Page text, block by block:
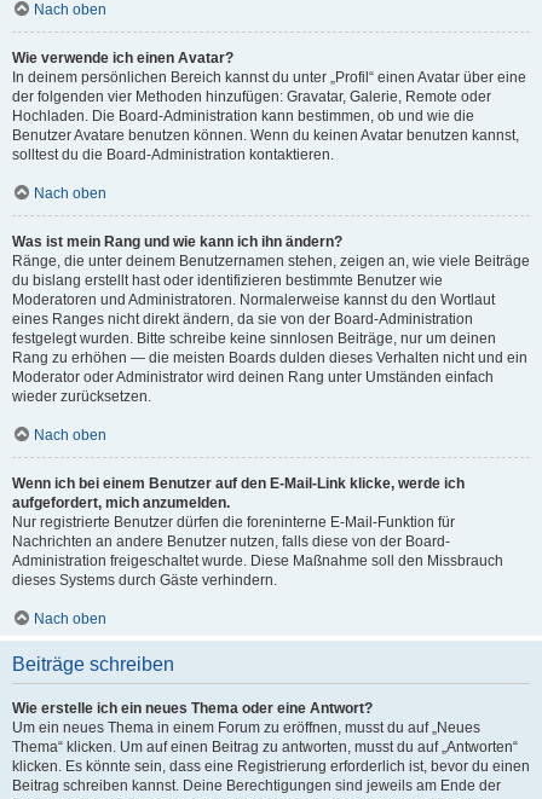
Nach oben
Wie verwende ich einen Avatar?
In deinem persönlichen Bereich kannst du unter „Profil“ einen Avatar über eine
der folgenden vier Methoden hinzufügen: Gravatar, Galerie, Remote oder
Hochladen. Die Board-Administration kann bestimmen, ob und wie die
Benutzer Avatare benutzen können. Wenn du keinen Avatar benutzen kannst,
solltest du die Board-Administration kontaktieren.
Nach oben
Was ist mein Rang und wie kann ich ihn ändern?
Ränge, die unter deinem Benutzernamen stehen, zeigen an, wie viele Beiträge
du bislang erstellt hast oder identifizieren bestimmte Benutzer wie
Moderatoren und Administratoren. Normalerweise kannst du den Wortlaut
eines Ranges nicht direkt ändern, da sie von der Board-Administration
festgelegt wurden. Bitte schreibe keine sinnlosen Beiträge, nur um deinen
Rang zu erhöhen — die meisten Boards dulden dieses Verhalten nicht und ein
Moderator oder Administrator wird deinen Rang unter Umständen einfach
wieder zurücksetzen.
Nach oben
Wenn ich bei einem Benutzer auf den E-Mail-Link klicke, werde ich
aufgefordert, mich anzumelden.
Nur registrierte Benutzer dürfen die foreninterne E-Mail-Funktion für
Nachrichten an andere Benutzer nutzen, falls diese von der Board-
Administration freigeschaltet wurde. Diese Maßnahme soll den Missbrauch
dieses Systems durch Gäste verhindern.
Nach oben
Beiträge schreiben
Wie erstelle ich ein neues Thema oder eine Antwort?
Um ein neues Thema in einem Forum zu eröffnen, musst du auf „Neues
Thema“ klicken. Um auf einen Beitrag zu antworten, musst du auf „Antworten“
klicken. Es könnte sein, dass eine Registrierung erforderlich ist, bevor du einen
Beitrag schreiben kannst. Deine Berechtigungen sind jeweils am Ende der